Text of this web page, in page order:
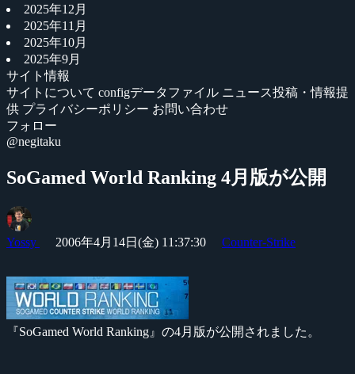
2025年12月
2025年11月
2025年10月
2025年9月
サイト情報
サイトについて configデータファイル ニュース投稿・情報提
供 プライバシーポリシー お問い合わせ
フォロー
@negitaku
SoGamed World Ranking 4月版が公開
Yossy 2006年4月14日(金) 11:37:30 Counter-Strike
『SoGamed World Ranking』の4月版が公開されました。